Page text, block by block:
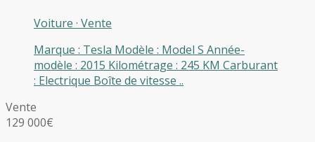
Voiture · Vente
Marque : Tesla Modèle : Model S Année-
modèle : 2015 Kilométrage : 245 KM Carburant
: Electrique Boîte de vitesse ..
Vente
129 000€